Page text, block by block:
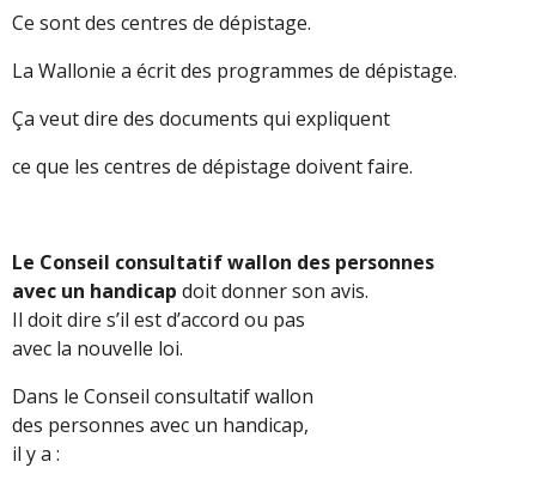
Ce sont des centres de dépistage.
La Wallonie a écrit des programmes de dépistage.
Ça veut dire des documents qui expliquent
ce que les centres de dépistage doivent faire.
Le Conseil consultatif wallon des personnes
avec un handicap doit donner son avis.
Il doit dire s’il est d’accord ou pas
avec la nouvelle loi.
Dans le Conseil consultatif wallon
des personnes avec un handicap,
il y a :